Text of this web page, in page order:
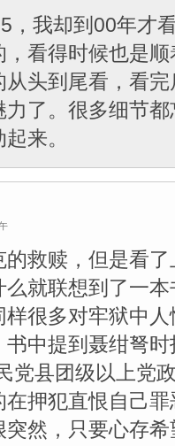
，我却到00年才
看得时候也是
头到尾看，看
了。很多细节
来。
救赎，但是看
么就联想到了一
样很多对牢狱中
中提到聂绀弩
党县团级以上党
押犯直恨自己
然，只要心存